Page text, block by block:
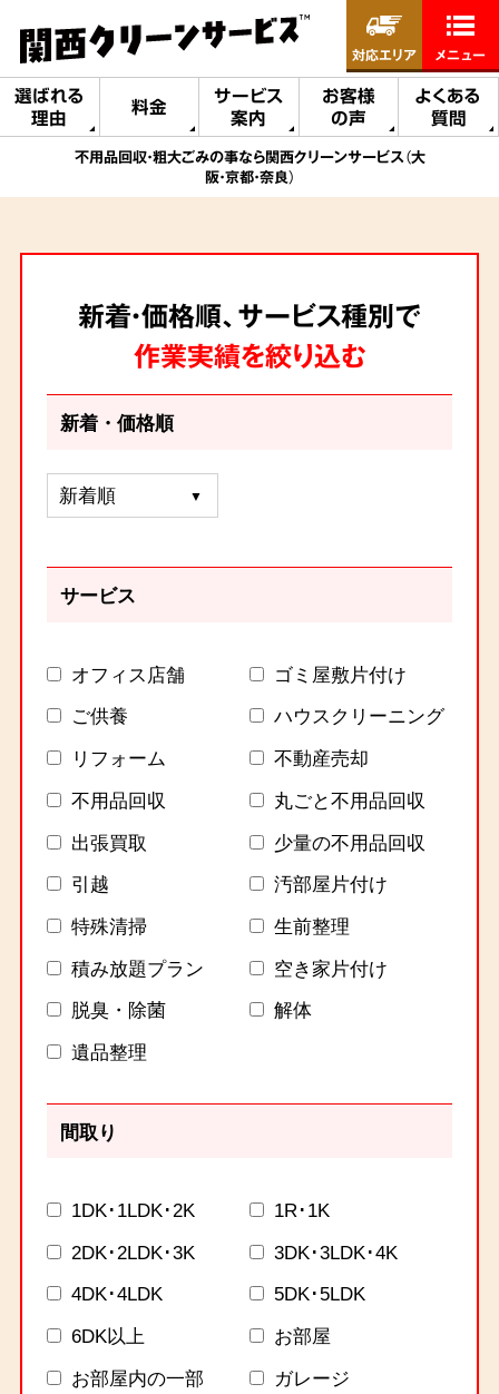
選ばれる
理由
料金
サービス
案内
お客様
の声
よくある
質問
対応エリア メニュー
不用品回収・粗大ごみの事なら関西クリーンサービス（大
阪・京都・奈良）
新着・価格順、サービス種別で
作業実績を絞り込む
新着・価格順
サービス
オフィス店舗
ゴミ屋敷片付け
ご供養
ハウスクリーニング
リフォーム
不動産売却
不用品回収
丸ごと不用品回収
出張買取
少量の不用品回収
引越
汚部屋片付け
特殊清掃
生前整理
積み放題プラン
空き家片付け
脱臭・除菌
解体
遺品整理
間取り
1DK･1LDK･2K
1R･1K
2DK･2LDK･3K
3DK･3LDK･4K
4DK･4LDK
5DK･5LDK
6DK以上
お部屋
お部屋内の一部
ガレージ